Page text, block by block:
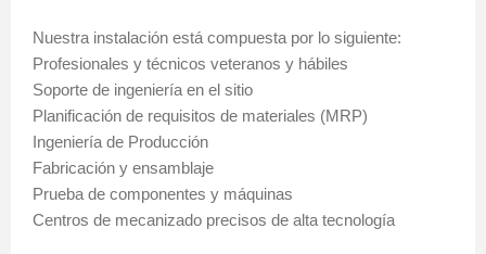
Nuestra instalación está compuesta por lo siguiente:
Profesionales y técnicos veteranos y hábiles
Soporte de ingeniería en el sitio
Planificación de requisitos de materiales (MRP)
Ingeniería de Producción
Fabricación y ensamblaje
Prueba de componentes y máquinas
Centros de mecanizado precisos de alta tecnología